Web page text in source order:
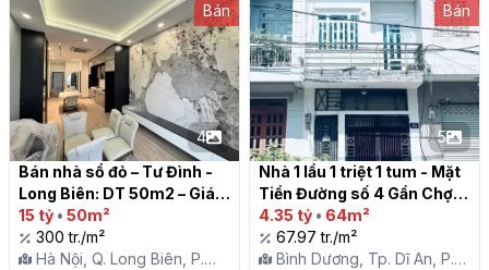
Bán
4
Bán nhà sổ đỏ – Tư Đình -
Long Biên: DT 50m2 – Giá
15 tỷ (nhà xây mới 7 tầng).
15 tỷ • 50m²
300 tr./m²
Hà Nội, Q. Long Biên, P.
Bán
5
Nhà 1 lầu 1 triệt 1 tum - Mặt
Tiền Đường số 4 Gần Chợ
Xóm Vắng, phường Dĩ An,
Tp. Dĩ An
4.35 tỷ • 64m²
67.97 tr./m²
Bình Dương, Tp. Dĩ An, P.